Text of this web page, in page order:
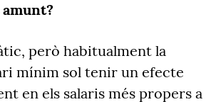
però habitualment la
mínim sol tenir un efecte
en els salaris més propers a